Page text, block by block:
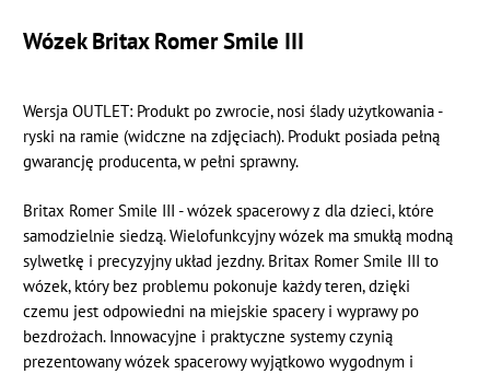
Wózek Britax Romer Smile III
Wersja OUTLET: Produkt po zwrocie, nosi ślady użytkowania -
ryski na ramie (widczne na zdjęciach). Produkt posiada pełną
gwarancję producenta, w pełni sprawny.
Britax Romer Smile III - wózek spacerowy z dla dzieci, które
samodzielnie siedzą. Wielofunkcyjny wózek ma smukłą modną
sylwetkę i precyzyjny układ jezdny. Britax Romer Smile III to
wózek, który bez problemu pokonuje każdy teren, dzięki
czemu jest odpowiedni na miejskie spacery i wyprawy po
bezdrożach. Innowacyjne i praktyczne systemy czynią
prezentowany wózek spacerowy wyjątkowo wygodnym i